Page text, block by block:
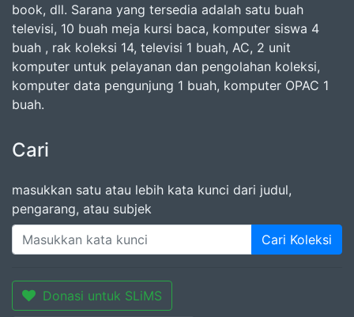
book, dll. Sarana yang tersedia adalah satu buah
televisi, 10 buah meja kursi baca, komputer siswa 4
buah , rak koleksi 14, televisi 1 buah, AC, 2 unit
komputer untuk pelayanan dan pengolahan koleksi,
komputer data pengunjung 1 buah, komputer OPAC 1
buah.
Cari
masukkan satu atau lebih kata kunci dari judul,
pengarang, atau subjek
Cari Koleksi
Donasi untuk SLiMS